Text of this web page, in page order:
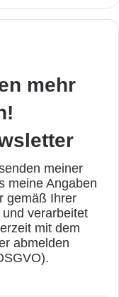
mehr
meiner
meine Angaben
gemäß Ihrer
verarbeitet
mit dem
abmelden